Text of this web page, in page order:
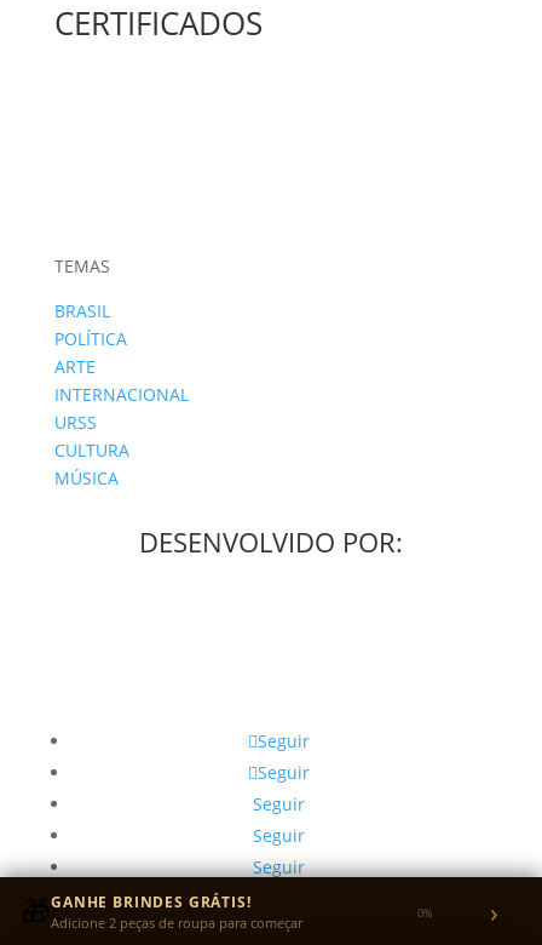
CERTIFICADOS
TEMAS
BRASIL
POLÍTICA
ARTE
INTERNACIONAL
URSS
CULTURA
MÚSICA
DESENVOLVIDO POR:
Seguir
Seguir
Seguir
Seguir
Seguir
© Que isso camarada 2026 Todos os Direitos
🎁GANHE BRINDES GRÁTIS!
Adicione 2 peças de roupa para começar 0% ›